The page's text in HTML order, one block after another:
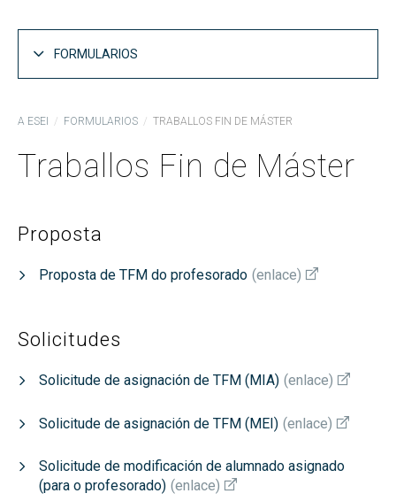
FORMULARIOS
Traballos Fin de Grao
A ESEI FORMULARIOS TRABALLOS FIN DE MÁSTER
Traballos Fin de Máster
Proposta
Proposta de TFM do profesorado (enlace)
Solicitudes
Solicitude de asignación de TFM (MIA) (enlace)
Solicitude de asignación de TFM (MEI) (enlace)
Solicitude de modificación de alumnado asignado
(para o profesorado) (enlace)